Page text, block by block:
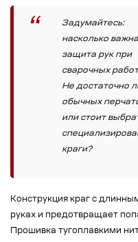
Задумайтесь:
насколько важна
защита рук при
сварочных
Не достаточно
обычных
или стоит
краги?
Конструкция краг с
руках и предотвращает
Прошивка тугоплавкими